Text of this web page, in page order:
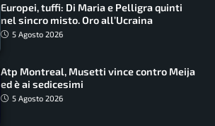
Europei, tuffi: Di Maria e Pelligra quinti
nel sincro misto. Oro all’Ucraina
5 Agosto 2026
Atp Montreal, Musetti vince contro Meija
ed è ai sedicesimi
5 Agosto 2026